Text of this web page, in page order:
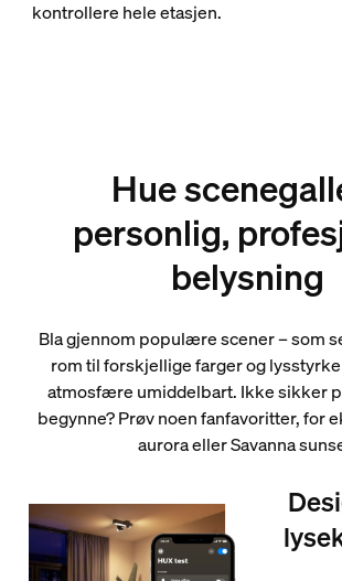
kontrollere hele etasjen.
Hue
personlig,
belysning
Bla gjennom populære scener – som
rom til forskjellige farger og
atmosfære umiddelbart. Ikke sikker
begynne? Prøv noen fanfavoritter, for
aurora eller Savanna